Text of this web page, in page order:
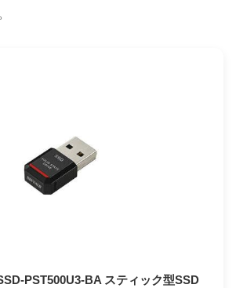
PST500U3-BA スティック型SSD